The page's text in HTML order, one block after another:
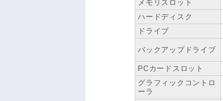
メモリスロット
ハードディスク
ドライブ
バックアップドライブ
PCカードスロット
グラフィックコントロ
ーラ